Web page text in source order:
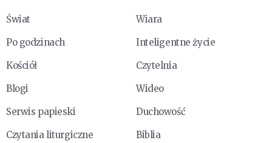
Świat
Wiara
Po godzinach
Inteligentne życie
Kościół
Czytelnia
Blogi
Wideo
Serwis papieski
Duchowość
Czytania liturgiczne
Biblia